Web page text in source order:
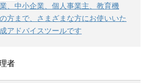
、中小企業、個人事業主、教育機
方まで、さまざまな方にお使いいた
アドバイスツールです
者